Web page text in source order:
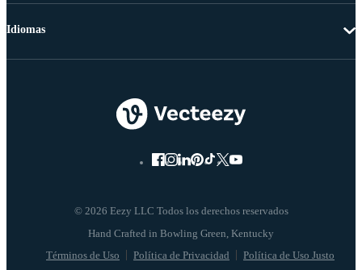
© 2026 Eezy LLC Todos los derechos reservados
Términos de Uso Política de Privacidad Política de Uso Justo
Idiomas